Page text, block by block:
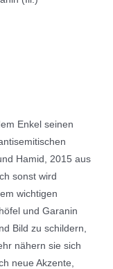
Enkel seinen
Hamid, 2015 aus
sonst wird
wichtigen
und Garanin
Bild zu schildern,
nähern sie sich
neue Akzente,